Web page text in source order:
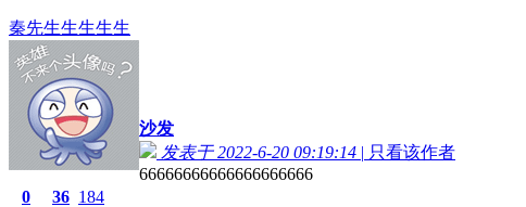
秦先生生生生生
0 36 184
沙发
发表于 2022-6-20 09:19:14 | 只看该作者
66666666666666666666